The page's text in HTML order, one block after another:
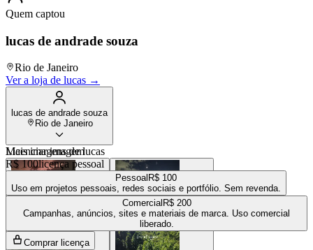
Quem captou
lucas de andrade souza
Rio de Janeiro
Ver a loja de lucas →
lucas de andrade souza
Rio de Janeiro
Mais imagens delucas
R$ 200
Licenciar imagem
R$ 100licença pessoal
Pessoal R$ 100
Uso em projetos pessoais, redes sociais e portfólio. Sem revenda.
Comercial R$ 200
Campanhas, anúncios, sites e materiais de marca. Uso comercial
liberado.
Comprar licença